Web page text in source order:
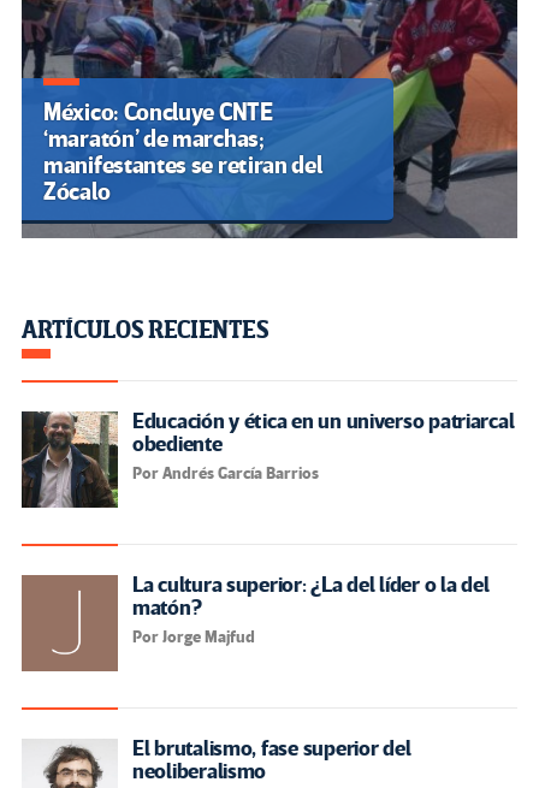
México: Concluye CNTE
‘maratón’ de marchas;
manifestantes se retiran del
Zócalo
ARTÍCULOS RECIENTES
Educación y ética en un universo patriarcal
obediente
Por Andrés García Barrios
La cultura superior: ¿La del líder o la del
matón?
Por Jorge Majfud
El brutalismo, fase superior del
neoliberalismo